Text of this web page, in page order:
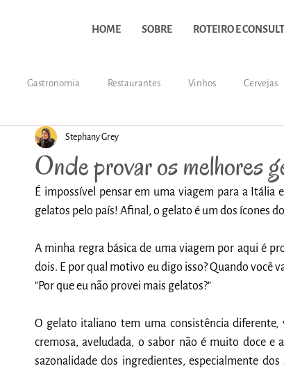
HOME SOBRE ROTEIRO E
Gastronomia Restaurantes Vinhos Cervejas
Onde provar os melhores
Stephany Grey
É impossível pensar em uma viagem para a
gelatos pelo país! Afinal, o gelato é um dos ícones
A minha regra básica de uma viagem por aqui é
dois. E por qual motivo eu digo isso? Quando você
"Por que eu não provei mais gelatos?"
O gelato italiano tem uma consistência
cremosa, aveludada, o sabor não é muito doce
sazonalidade dos ingredientes, especialmente